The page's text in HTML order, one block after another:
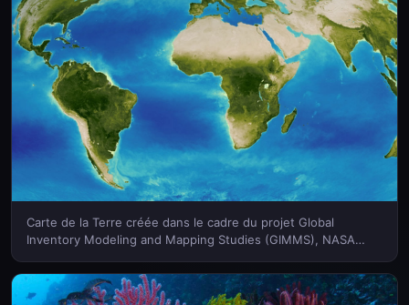
Carte de la Terre créée dans le cadre du projet Global
Inventory Modeling and Mapping Studies (GIMMS), NASA